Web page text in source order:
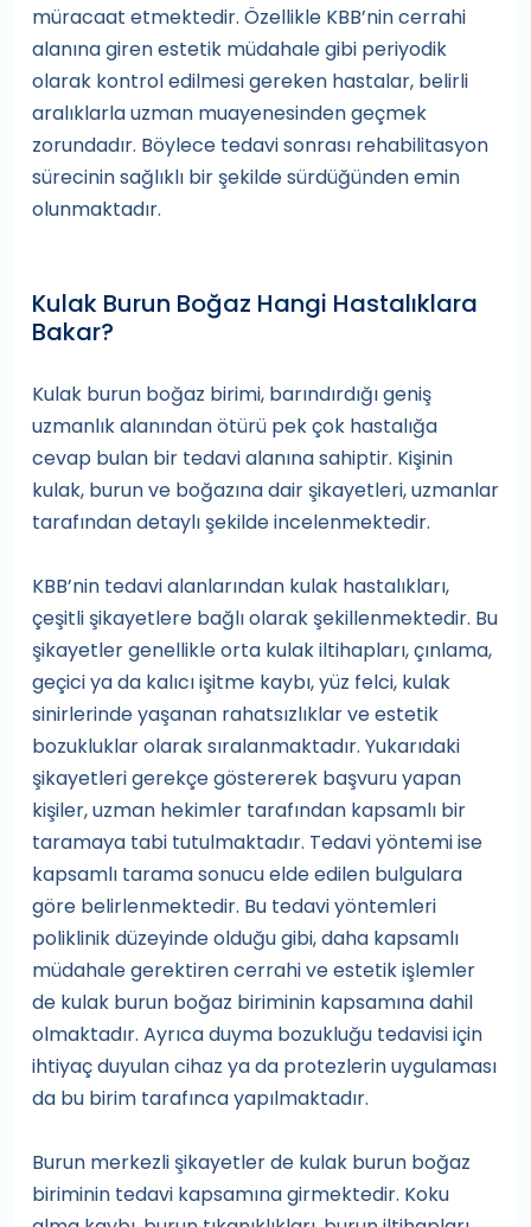
müracaat etmektedir. Özellikle KBB’nin cerrahi
alanına giren estetik müdahale gibi periyodik
olarak kontrol edilmesi gereken hastalar, belirli
aralıklarla uzman muayenesinden geçmek
zorundadır. Böylece tedavi sonrası rehabilitasyon
sürecinin sağlıklı bir şekilde sürdüğünden emin
olunmaktadır.
Kulak Burun Boğaz Hangi Hastalıklara
Bakar?
Kulak burun boğaz birimi, barındırdığı geniş
uzmanlık alanından ötürü pek çok hastalığa
cevap bulan bir tedavi alanına sahiptir. Kişinin
kulak, burun ve boğazına dair şikayetleri, uzmanlar
tarafından detaylı şekilde incelenmektedir.
KBB’nin tedavi alanlarından kulak hastalıkları,
çeşitli şikayetlere bağlı olarak şekillenmektedir. Bu
şikayetler genellikle orta kulak iltihapları, çınlama,
geçici ya da kalıcı işitme kaybı, yüz felci, kulak
sinirlerinde yaşanan rahatsızlıklar ve estetik
bozukluklar olarak sıralanmaktadır. Yukarıdaki
şikayetleri gerekçe göstererek başvuru yapan
kişiler, uzman hekimler tarafından kapsamlı bir
taramaya tabi tutulmaktadır. Tedavi yöntemi ise
kapsamlı tarama sonucu elde edilen bulgulara
göre belirlenmektedir. Bu tedavi yöntemleri
poliklinik düzeyinde olduğu gibi, daha kapsamlı
müdahale gerektiren cerrahi ve estetik işlemler
de kulak burun boğaz biriminin kapsamına dahil
olmaktadır. Ayrıca duyma bozukluğu tedavisi için
ihtiyaç duyulan cihaz ya da protezlerin uygulaması
da bu birim tarafınca yapılmaktadır.
Burun merkezli şikayetler de kulak burun boğaz
biriminin tedavi kapsamına girmektedir. Koku